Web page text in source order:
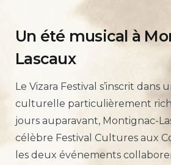
Un été musical à
Lascaux
Le Vizara Festival s’inscrit dans
culturelle particulièrement
jours auparavant, Montignac-
célèbre Festival Cultures aux
les deux événements